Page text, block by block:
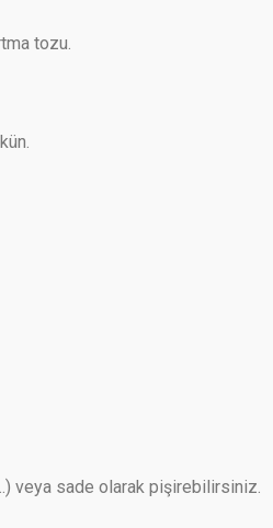
tozu.
veya sade olarak pişirebilirsiniz.